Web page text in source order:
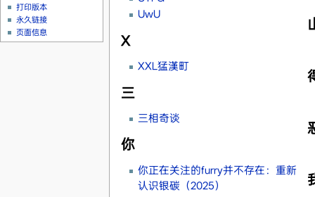
UwU
X
XXL猛漢町
三
三相奇谈
你
你正在关注的furry并不存在：重新
认识银碳（2025）
打印版本
永久链接
页面信息